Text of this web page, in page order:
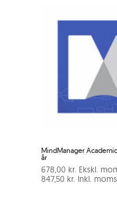
MindManager
år
678,00 kr. Ekskl.
847,50 kr. Inkl.